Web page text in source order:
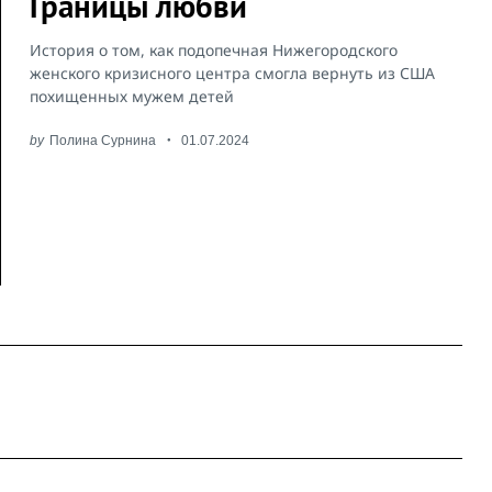
История о том, как подопечная Нижегородского
женского кризисного центра смогла вернуть из США
похищенных мужем детей
by Полина Сурнина 01.07.2024